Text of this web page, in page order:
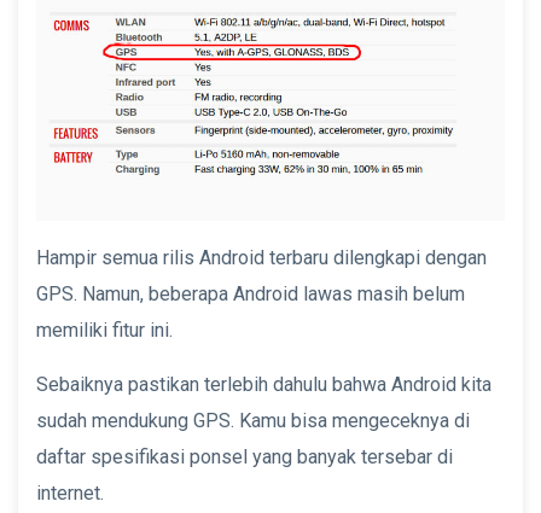
Hampir semua rilis Android terbaru dilengkapi dengan
GPS. Namun, beberapa Android lawas masih belum
memiliki fitur ini.
Sebaiknya pastikan terlebih dahulu bahwa Android kita
sudah mendukung GPS. Kamu bisa mengeceknya di
daftar spesifikasi ponsel yang banyak tersebar di
internet.